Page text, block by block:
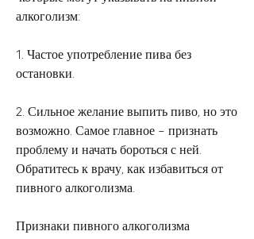
алкоголизм:
1. Частое употребление пива без
остановки.
2. Сильное желание выпить пиво, но это
возможно. Самое главное – признать
проблему и начать бороться с ней.
Обратитесь к врачу, как избавиться от
пивного алкоголизма.
Признаки пивного алкоголизма